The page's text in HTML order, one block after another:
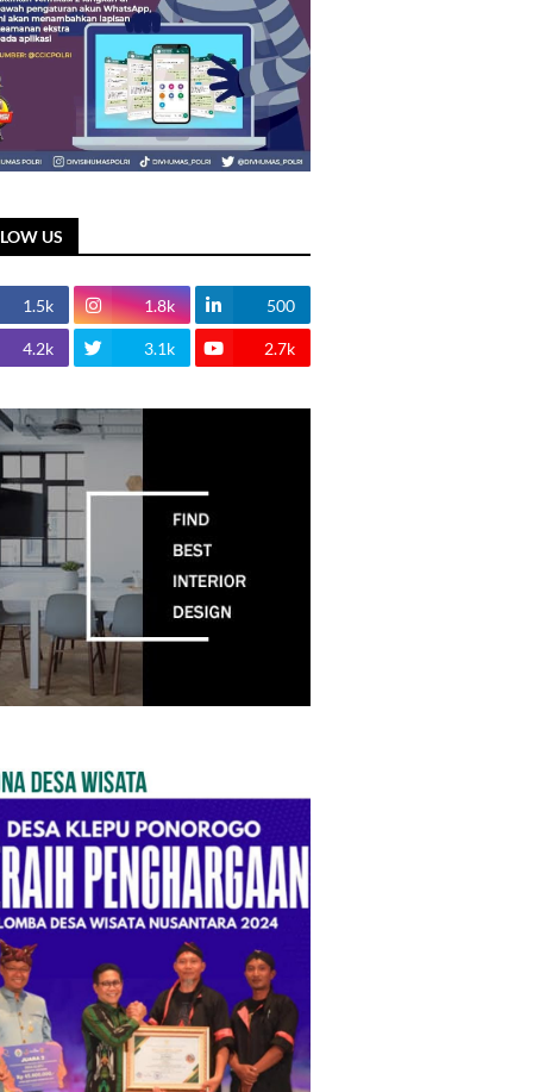
US
1.5k 1.8k 500
4.2k 3.1k 2.7k